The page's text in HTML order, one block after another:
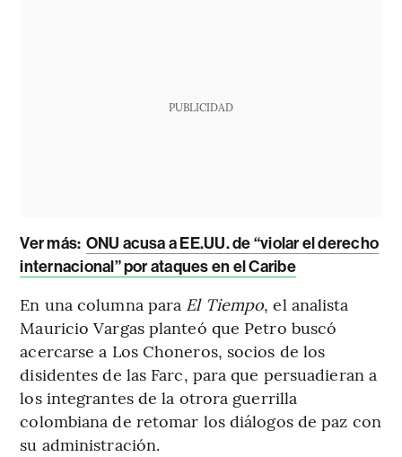
PUBLICIDAD
Ver más: ONU acusa a EE.UU. de “violar el derecho
internacional” por ataques en el Caribe
En una columna para El Tiempo, el analista
Mauricio Vargas planteó que Petro buscó
acercarse a Los Choneros, socios de los
disidentes de las Farc, para que persuadieran a
los integrantes de la otrora guerrilla
colombiana de retomar los diálogos de paz con
su administración.